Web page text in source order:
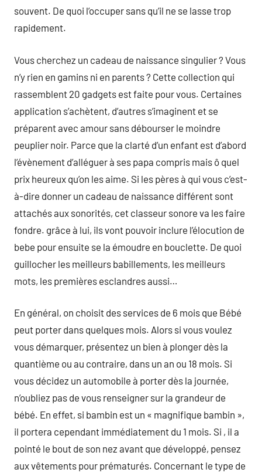
souvent. De quoi l’occuper sans qu’il ne se lasse trop
rapidement.
Vous cherchez un cadeau de naissance singulier ? Vous
n’y rien en gamins ni en parents ? Cette collection qui
rassemblent 20 gadgets est faite pour vous. Certaines
application s’achètent, d’autres s’imaginent et se
préparent avec amour sans débourser le moindre
peuplier noir. Parce que la clarté d’un enfant est d’abord
l’évènement d’alléguer à ses papa compris mais ô quel
prix heureux qu’on les aime. Si les pères à qui vous c’est-
à-dire donner un cadeau de naissance différent sont
attachés aux sonorités, cet classeur sonore va les faire
fondre. grâce à lui, ils vont pouvoir inclure l’élocution de
bebe pour ensuite se la émoudre en bouclette. De quoi
guillocher les meilleurs babillements, les meilleurs
mots, les premières esclandres aussi…
En général, on choisit des services de 6 mois que Bébé
peut porter dans quelques mois. Alors si vous voulez
vous démarquer, présentez un bien à plonger dès la
quantième ou au contraire, dans un an ou 18 mois. Si
vous décidez un automobile à porter dès la journée,
n’oubliez pas de vous renseigner sur la grandeur de
bébé. En effet, si bambin est un « magnifique bambin »,
il portera cependant immédiatement du 1 mois. Si , il a
pointé le bout de son nez avant que développé, pensez
aux vêtements pour prématurés. Concernant le type de